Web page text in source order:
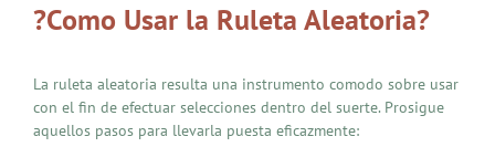
?Como Usar la Ruleta Aleatoria?
La ruleta aleatoria resulta una instrumento comodo sobre usar
con el fin de efectuar selecciones dentro del suerte. Prosigue
aquellos pasos para llevarla puesta eficazmente: